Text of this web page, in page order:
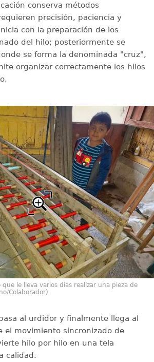
conserva métodos
precisión, paciencia y
con la preparación de los
del hilo; posteriormente se
se forma la denominada "cruz",
organizar correctamente los hilos
que le lleva varios días realizar una pieza de
Colaborador)
al urdidor y finalmente llega al
el movimiento sincronizado de
hilo por hilo en una tela
calidad.